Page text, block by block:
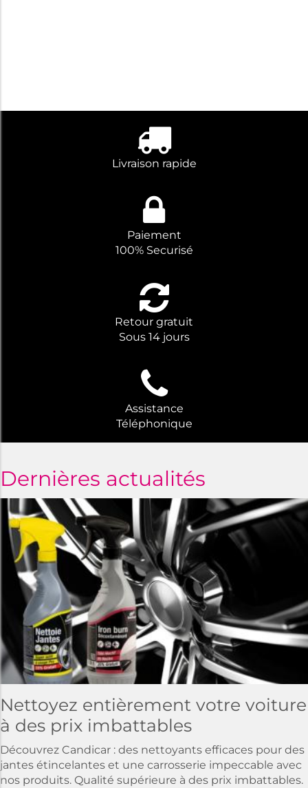
Livraison rapide
Paiement
100% Securisé
Retour gratuit
Sous 14 jours
Assistance
Téléphonique
Dernières actualités
Nettoyez entièrement votre voiture
à des prix imbattables
Découvrez Candicar : des nettoyants efficaces pour des
jantes étincelantes et une carrosserie impeccable avec
nos produits. Qualité supérieure à des prix imbattables.